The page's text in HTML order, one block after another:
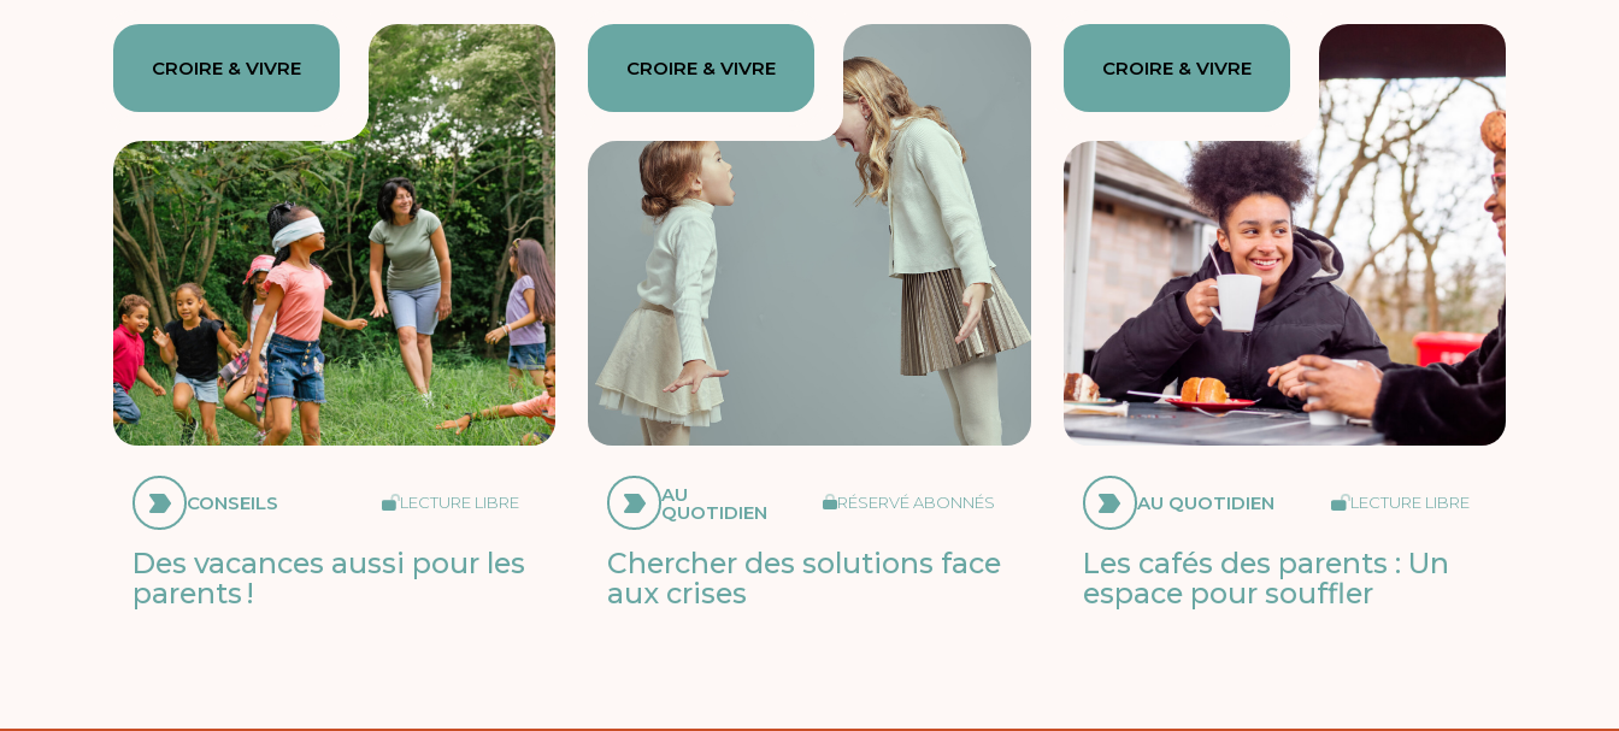
CROIRE & VIVRE
CONSEILS LECTURE LIBRE
Des vacances aussi pour les
parents !
CROIRE & VIVRE
AU
QUOTIDIEN RÉSERVÉ ABONNÉS
Chercher des solutions face
aux crises
CROIRE & VIVRE
AU QUOTIDIEN LECTURE LIBRE
Les cafés des parents : Un
espace pour souffler